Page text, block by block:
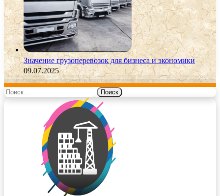
Значение грузоперевозок для бизнеса и экономики
09.07.2025
Найти: